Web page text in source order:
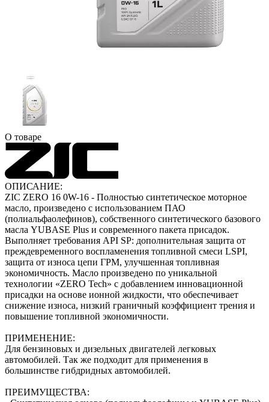
О товаре
ОПИСАНИЕ:
ZIC ZERO 16 0W-16 - Полностью синтетическое моторное
масло, произведено с использованием ПАО
(полиальфаолефинов), собственного синтетического базового
масла YUBASE Plus и современного пакета присадок.
Выполняет требования API SP: дополнительная защита от
преждевременного воспламенения топливной смеси LSPI,
защита от износа цепи ГРМ, улучшенная топливная
экономичность. Масло произведено по уникальной
технологии «ZERO Tech» с добавлением инновационной
присадки на основе ионной жидкости, что обеспечивает
снижение износа, низкий граничный коэффициент трения и
повышение топливной экономичности.
ПРИМЕНЕНИЕ:
Для бензиновых и дизельных двигателей легковых
автомобилей. Так же подходит для применения в
большинстве гибдридных автомобилей.
ПРЕИМУЩЕСТВА: